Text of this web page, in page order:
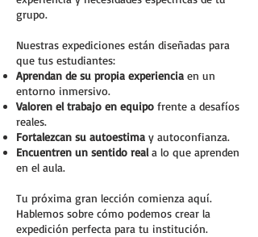
grupo.
Nuestras expediciones están diseñadas para
que tus estudiantes:
Aprendan de su propia experiencia en un
entorno inmersivo.
Valoren el trabajo en equipo frente a desafíos
reales.
Fortalezcan su autoestima y autoconfianza.
Encuentren un sentido real a lo que aprenden
en el aula.
Tu próxima gran lección comienza aquí.
Hablemos sobre cómo podemos crear la
expedición perfecta para tu institución.